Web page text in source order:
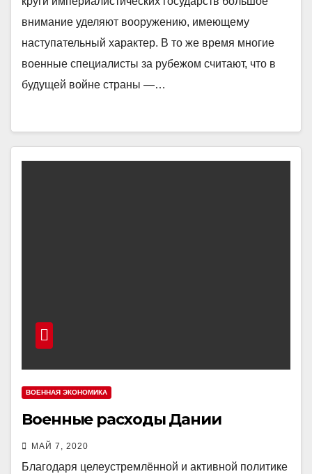
внимание уделяют вооружению, имеющему
наступательный характер. В то же время многие
военные специалисты за рубежом считают, что в
будущей войне страны —…
ВОЕННАЯ ЭКОНОМИКА
Военные расходы Дании
МАЙ 7, 2020
Благодаря целеустремлённой и активной политике